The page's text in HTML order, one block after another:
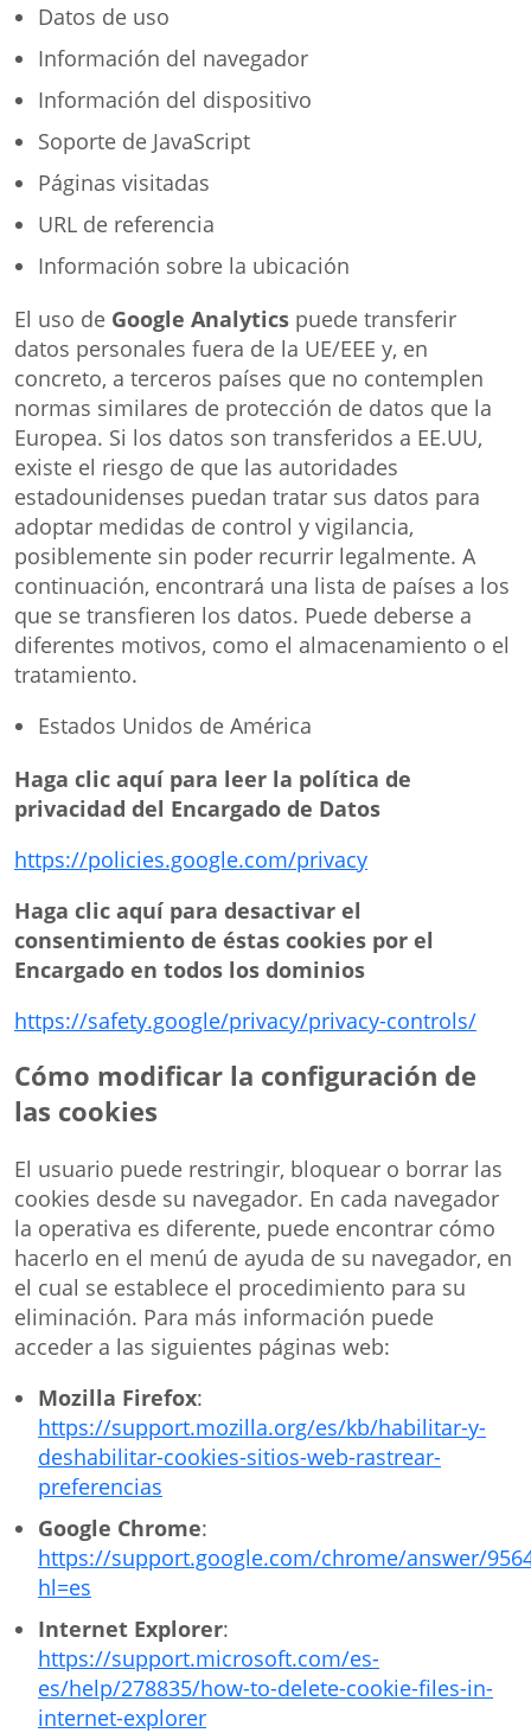
Datos de uso
Información del navegador
Información del dispositivo
Soporte de JavaScript
Páginas visitadas
URL de referencia
Información sobre la ubicación
El uso de Google Analytics puede transferir
datos personales fuera de la UE/EEE y, en
concreto, a terceros países que no contemplen
normas similares de protección de datos que la
Europea. Si los datos son transferidos a EE.UU,
existe el riesgo de que las autoridades
estadounidenses puedan tratar sus datos para
adoptar medidas de control y vigilancia,
posiblemente sin poder recurrir legalmente. A
continuación, encontrará una lista de países a los
que se transfieren los datos. Puede deberse a
diferentes motivos, como el almacenamiento o el
tratamiento.
Estados Unidos de América
Haga clic aquí para leer la política de
privacidad del Encargado de Datos
https://policies.google.com/privacy
Haga clic aquí para desactivar el
consentimiento de éstas cookies por el
Encargado en todos los dominios
https://safety.google/privacy/privacy-controls/
Cómo modificar la configuración de
las cookies
El usuario puede restringir, bloquear o borrar las
cookies desde su navegador. En cada navegador
la operativa es diferente, puede encontrar cómo
hacerlo en el menú de ayuda de su navegador, en
el cual se establece el procedimiento para su
eliminación. Para más información puede
acceder a las siguientes páginas web:
Mozilla Firefox:
https://support.mozilla.org/es/kb/habilitar-y-
deshabilitar-cookies-sitios-web-rastrear-
preferencias
Google Chrome:
https://support.google.com/chrome/answer/
hl=es
Internet Explorer:
https://support.microsoft.com/es-
es/help/278835/how-to-delete-cookie-files-in-
internet-explorer